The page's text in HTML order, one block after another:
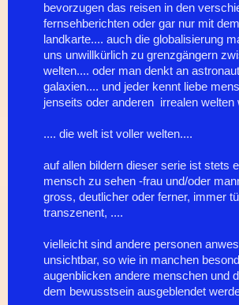
bevorzugen das reisen in den
fernsehberichten oder gar nur mit
landkarte.... auch die globalisierung
uns unwillkürlich zu grenzgängern
welten.... oder man denkt an
galaxien.... und jeder kennt liebe
jenseits oder anderen irrealen welten
.... die welt ist voller welten....
auf allen bildern dieser serie ist stets
mensch zu sehen -frau und/oder
gross, deutlicher oder ferner, immer
transzenent, ....
vielleicht sind andere personen
unsichtbar, so wie in manchen
augenblicken andere menschen und
dem bewusstsein ausgeblendet